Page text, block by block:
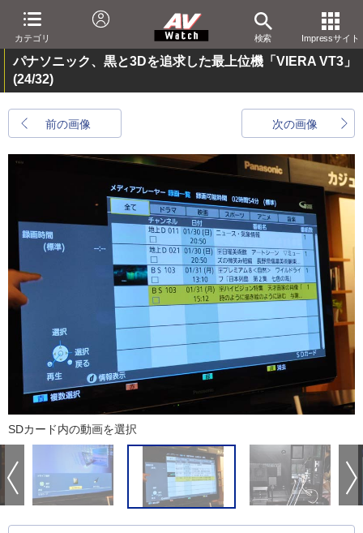
カテゴリ 検索 Impressサイト
パナソニック、黒と3Dを追求した最上位機「VIERA VT3」
(24/32)
前の画像 次の画像
SDカード内の動画を選択